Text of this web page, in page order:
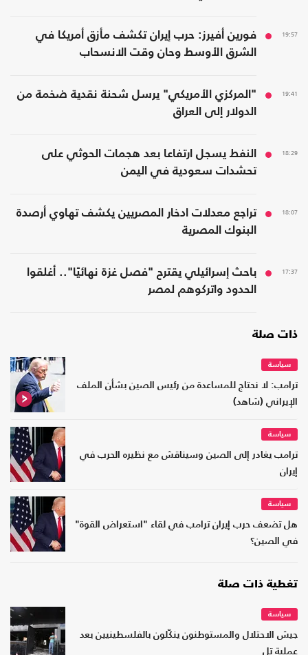
19:57
فورين أفيرز: حرب إيران تكشف مأزق أمريكا في
الشرق الأوسط وحان وقت الانسحاب
19:41
"المركزي الأمريكي" يرسل شحنة نقدية ضخمة من
الدولار إلى العراق
18:29
النفط يسجل ارتفاعا بعد هجمات الحوثي على
تحشدات سعودية في اليمن
18:07
تراجع معدلات ادخار المصريين يكشف تهاوي أرصدة
البنوك المصرية
17:37
باحث إسرائيلي يقترح "فصل غزة نهائيًا".. أغلقوا
الحدود واتركوهم لمصر
ذات صلة
سياسة
ترامب: لا نحتاج للمساعدة من رئيس الصين بشأن الملف
الإيراني (شاهد)
سياسة
ترامب يغادر إلى الصين وسيناقش مع نظيره الحرب في
إيران
سياسة
هل تضعف حرب إيران ترامب في لقاء "استعراض القوة"
في الصين؟
تغطية ذات صلة
سياسة
جيش الاحتلال والمستوطنون ينكّلون بالفلسطينيين بعد
عملية تل